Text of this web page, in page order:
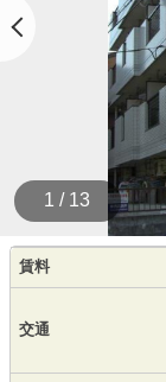
1 / 13
賃料
交通